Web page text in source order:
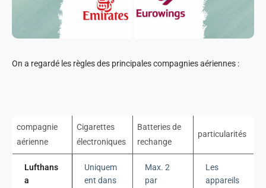
On a regardé les règles des principales compagnies aériennes :
compagnie
aérienne
Cigarettes
électroniques
Batteries de
rechange
particularités
Lufthans
a
Uniquem
ent dans
Max. 2
par
Les
appareils